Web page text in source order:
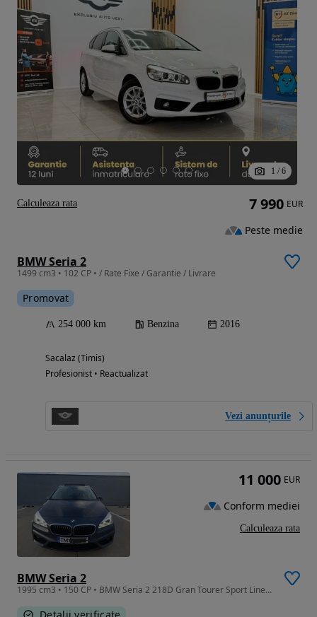
1 / 6
BMW Seria 2
1499 cm3 • 102 CP • / Rate Fixe / Garantie / Livrare
Promovat
254 000 km Benzina 2016
Sacalaz (Timis)
Profesionist • Reactualizat
Vezi anunțurile
7 990 EUR
Peste medie
Calculeaza rata
BMW Seria 2
1995 cm3 • 150 CP • BMW Seria 2 218D Gran Tourer Sport Line + Panoramic
11 000 EUR
Conform mediei
Calculeaza rata